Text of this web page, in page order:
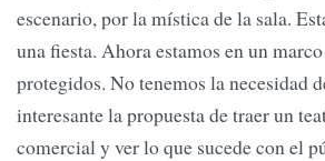
escenario, por la mística de la sala.
una fiesta. Ahora estamos en un
protegidos. No tenemos la necesidad
interesante la propuesta de traer un
comercial y ver lo que sucede con el